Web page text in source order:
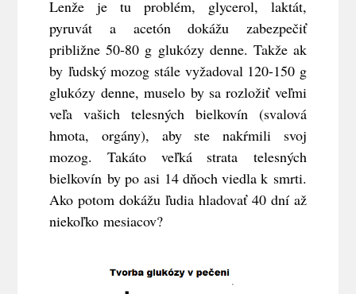
Lenže je tu problém, glycerol, laktát,
pyruvát a acetón dokážu zabezpečiť
približne 50-80 g glukózy denne. Takže ak
by ľudský mozog stále vyžadoval 120-150 g
glukózy denne, muselo by sa rozložiť veľmi
veľa vašich telesných bielkovín (svalová
hmota, orgány), aby ste nakŕmili svoj
mozog. Takáto veľká strata telesných
bielkovín by po asi 14 dňoch viedla k smrti.
Ako potom dokážu ľudia hladovať 40 dní až
niekoľko mesiacov?